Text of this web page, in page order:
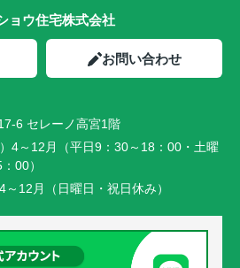
ョウ住宅株式会社
お問い合わせ
6 セレーノ高宮1階
4～12月（平日9：30～18：00・土曜
00）
12月（日曜日・祝日休み）